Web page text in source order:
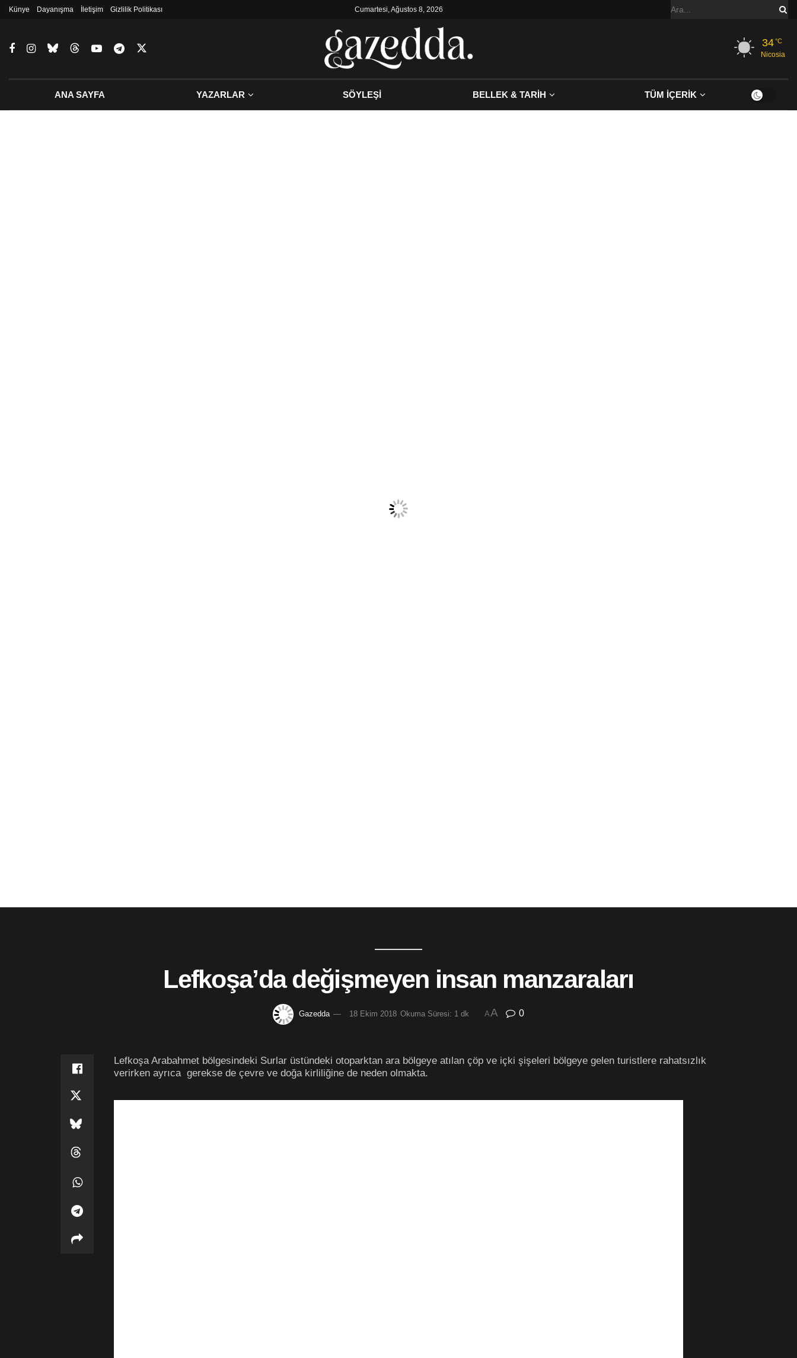
Künye Dayanışma İletişim Gizlilik Politikası Cumartesi, Ağustos 8, 2026
34°C
Nicosia
ANA SAYFA YAZARLAR SÖYLEŞİ BELLEK & TARİH TÜM İÇERİK
Lefkoşa’da değişmeyen insan manzaraları
Gazedda 18 Ekim 2018 Okuma Süresi: 1 dk AA 0
Lefkoşa Arabahmet bölgesindeki Surlar üstündeki otoparktan ara bölgeye atılan çöp ve içki şişeleri bölgeye gelen turistlere rahatsızlık
verirken ayrıca gerekse de çevre ve doğa kirliliğine de neden olmakta.